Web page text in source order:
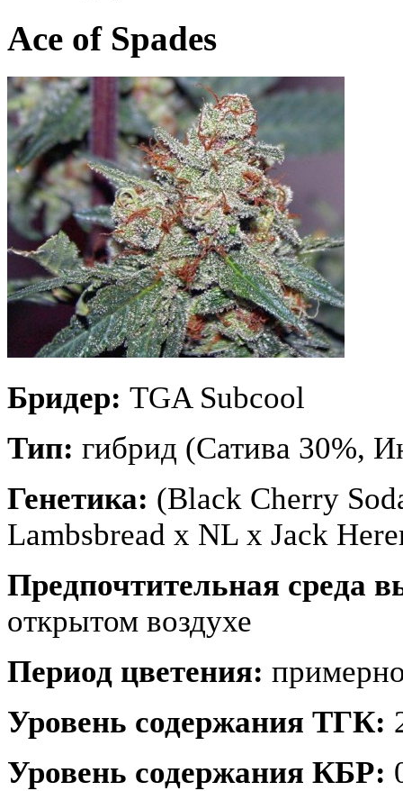
Ace of Spades
Бридер: TGA Subcool
Тип: гибрид (Сатива 30%,
Генетика: (Black Cherry
Lambsbread x NL x Jack
Предпочтительная среда
открытом воздухе
Период цветения:
Уровень содержания ТГК:
Уровень содержания КБР: